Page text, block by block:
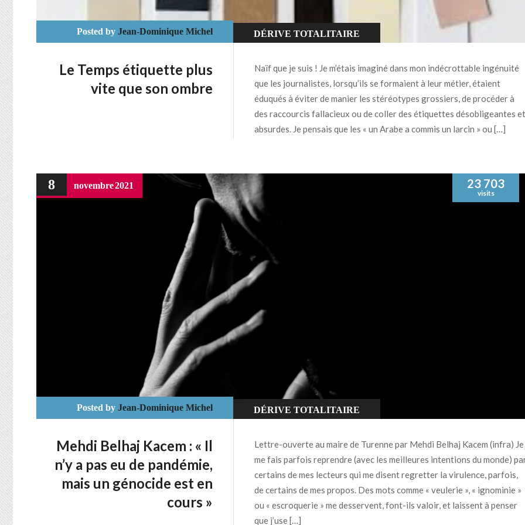
Posted by Jean-Dominique Michel DÉRIVE TOTALITAIRE
Le Temps étiquette plus
vite que son ombre
Naïf que je suis ! Je m’étais imaginé dans mon indécrottable ingénuité
que les journalistes, lorsqu’ils se formaient à leur métier, étaient
éduqués à éviter de manier les stéréotypes grossiers, de procéder à
des raccourcis fallacieux ou de coller des étiquettes désobligeantes et
absurdes. Je pensais que les « un Arabe a commis un larcin » ou […]
8 novembre2021 23 703
visits
Posted by Jean-Dominique Michel DÉRIVE TOTALITAIRE
Mehdi Belhaj Kacem : « Il
n’y a pas eu de pandémie,
mais un génocide est en
cours »
Lettre-ouverte au maire de Turenne par Mehdi Belhaj Kacem (infra) Je
me fais parfois reprendre (avec les meilleures intentions du monde)
certains de mes lecteurs qui me disent regretter la virulence, parfois,
de certains de mes propos. Des mots comme « veulerie », « ignominie »
ou « escroquerie » me desservent, font-ils valoir, et laissent à penser
que j’use […]